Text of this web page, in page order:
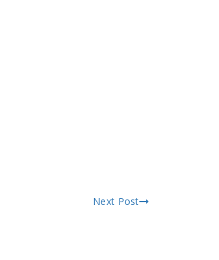
Next Post